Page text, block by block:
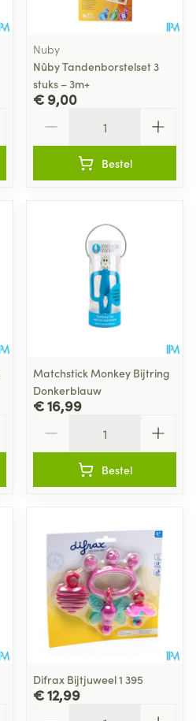
Nuby
Nûby Tandenborstelset 3
stuks – 3m+
€ 9,00
Bestel
Matchstick Monkey Bijtring
Donkerblauw
€ 16,99
Bestel
Difrax Bijtjuweel 1 395
€ 12,99